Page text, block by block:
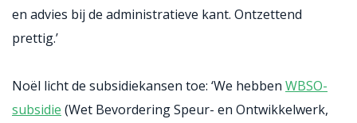
en advies bij de administratieve kant. Ontzettend
prettig.’
Noël licht de subsidiekansen toe: ‘We hebben WBSO-
subsidie (Wet Bevordering Speur- en Ontwikkelwerk,